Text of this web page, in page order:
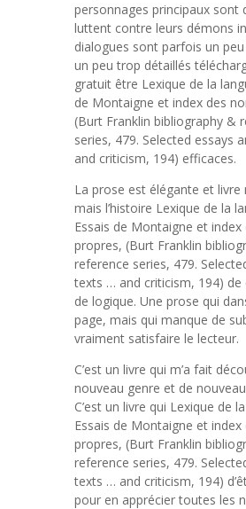
personnages principaux sont
luttent contre leurs démons
dialogues sont parfois un
un peu trop détaillés
gratuit être Lexique de la
de Montaigne et index des
(Burt Franklin bibliography &
series, 479. Selected essays
and criticism, 194) efficaces.
La prose est élégante et livre
mais l’histoire Lexique de la
Essais de Montaigne et index
propres, (Burt Franklin
reference series, 479.
texts … and criticism, 194) de
de logique. Une prose qui
page, mais qui manque de
vraiment satisfaire le lecteur.
C’est un livre qui m’a fait
nouveau genre et de
C’est un livre qui Lexique de
Essais de Montaigne et index
propres, (Burt Franklin
reference series, 479.
texts … and criticism, 194)
pour en apprécier toutes les